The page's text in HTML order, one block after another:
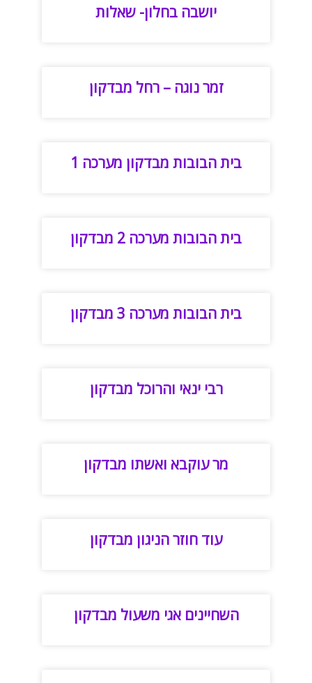
יושבה בחלון- שאלות
זמר נוגה – רחל מבדקון
בית הבובות מבדקון מערכה 1
בית הבובות מערכה 2 מבדקון
בית הבובות מערכה 3 מבדקון
רבי ינאי והרוכל מבדקון
מר עוקבא ואשתו מבדקון
עוד חוזר הניגון מבדקון
השחיינים אגי משעול מבדקון